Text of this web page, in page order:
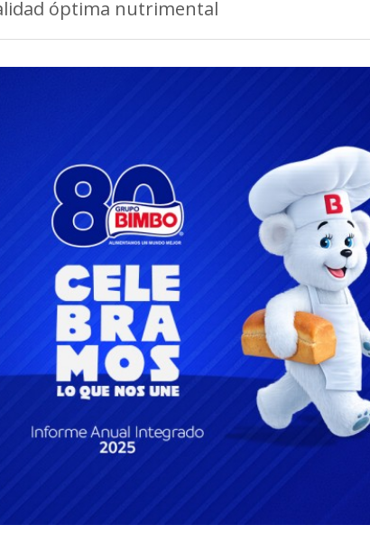
óptima nutrimental